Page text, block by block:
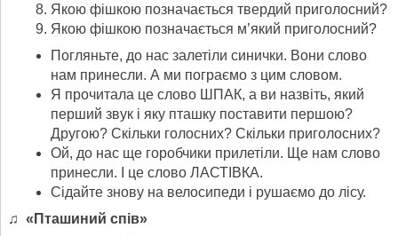
Якою фішкою позначається твердий приголосний?
Якою фішкою позначається м’який приголосний?
Погляньте, до нас залетіли синички. Вони слово
нам принесли. А ми пограємо з цим словом.
Я прочитала це слово ШПАК, а ви назвіть, який
перший звук і яку пташку поставити першою?
Другою? Скільки голосних? Скільки приголосних?
Ой, до нас ще горобчики прилетіли. Ще нам слово
принесли. І це слово ЛАСТІВКА.
Сідайте знову на велосипеди і рушаємо до лісу.
♫ «Пташиний спів»